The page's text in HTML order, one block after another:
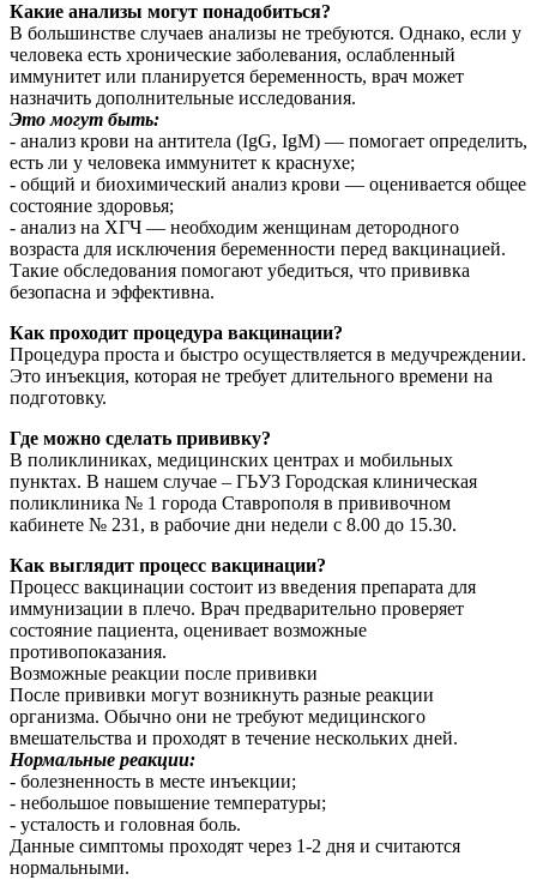
Какие анализы могут понадобиться?
В большинстве случаев анализы не требуются. Однако, если у
человека есть хронические заболевания, ослабленный
иммунитет или планируется беременность, врач может
назначить дополнительные исследования.
Это могут быть:
- анализ крови на антитела (IgG, IgM) — помогает определить,
есть ли у человека иммунитет к краснухе;
- общий и биохимический анализ крови — оценивается общее
состояние здоровья;
- анализ на ХГЧ — необходим женщинам детородного
возраста для исключения беременности перед вакцинацией.
Такие обследования помогают убедиться, что прививка
безопасна и эффективна.
Как проходит процедура вакцинации?
Процедура проста и быстро осуществляется в медучреждении.
Это инъекция, которая не требует длительного времени на
подготовку.
Где можно сделать прививку?
В поликлиниках, медицинских центрах и мобильных
пунктах. В нашем случае – ГЬУЗ Городская клиническая
поликлиника № 1 города Ставрополя в прививочном
кабинете № 231, в рабочие дни недели с 8.00 до 15.30.
Как выглядит процесс вакцинации?
Процесс вакцинации состоит из введения препарата для
иммунизации в плечо. Врач предварительно проверяет
состояние пациента, оценивает возможные
противопоказания.
Возможные реакции после прививки
После прививки могут возникнуть разные реакции
организма. Обычно они не требуют медицинского
вмешательства и проходят в течение нескольких дней.
Нормальные реакции:
- болезненность в месте инъекции;
- небольшое повышение температуры;
- усталость и головная боль.
Данные симптомы проходят через 1-2 дня и считаются
нормальными.